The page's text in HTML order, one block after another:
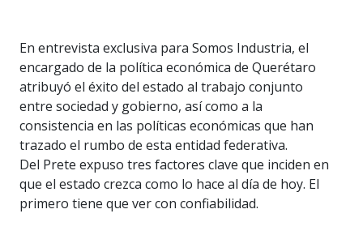
En entrevista exclusiva para Somos Industria, el
encargado de la política económica de Querétaro
atribuyó el éxito del estado al trabajo conjunto
entre sociedad y gobierno, así como a la
consistencia en las políticas económicas que han
trazado el rumbo de esta entidad federativa.
Del Prete expuso tres factores clave que inciden en
que el estado crezca como lo hace al día de hoy. El
primero tiene que ver con confiabilidad.